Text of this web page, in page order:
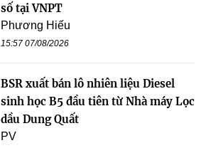
số tại VNPT
Phương Hiếu
15:57 07/08/2026
BSR xuất bán lô nhiên liệu Diesel
sinh học B5 đầu tiên từ Nhà máy Lọc
dầu Dung Quất
PV